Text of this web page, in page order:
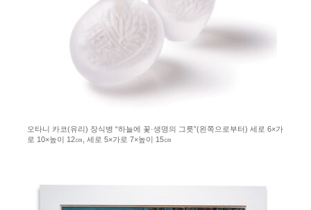
오타니 카코(유리) 장식병 “하늘에 꽃·생명의 그릇”(왼쪽으로부터) 세로 6×가
로 10×높이 12㎝, 세로 5×가로 7×높이 15㎝